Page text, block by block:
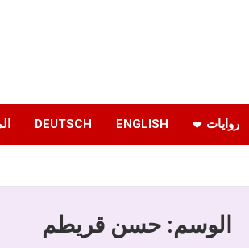
روايات ENGLISH
DEUTSCH
الوسم: حسن قريطم